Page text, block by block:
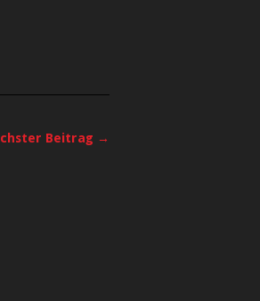
Beitrag →